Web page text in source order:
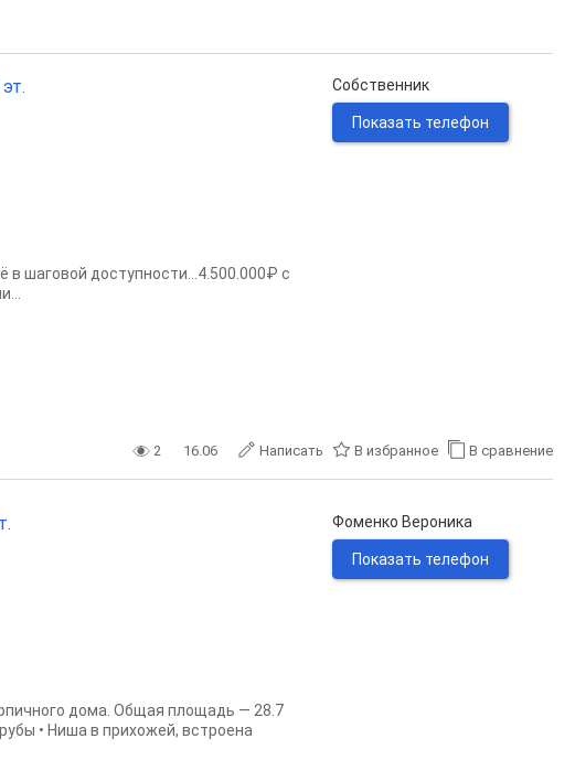
в шаговой доступности...4.500.000₽ с
Собственник
Показать телефон
2 16.06 Написать В избранное В сравнение
дома. Общая площадь — 28.7
• Ниша в прихожей, встроена
Фоменко Вероника
Показать телефон